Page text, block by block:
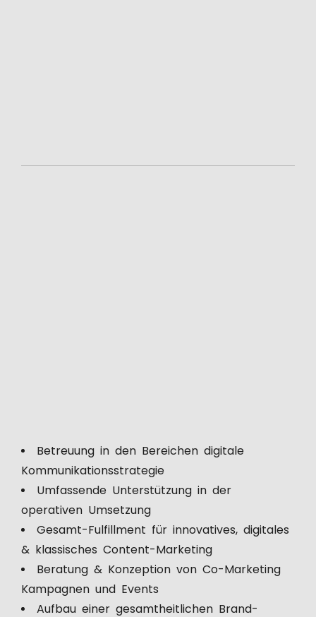
Betreuung in den Bereichen digitale
Kommunikationsstrategie
Umfassende Unterstützung in der
operativen Umsetzung
Gesamt-Fulfillment für innovatives, digitales
& klassisches Content-Marketing
Beratung & Konzeption von Co-Marketing
Kampagnen und Events
Aufbau einer gesamtheitlichen Brand-